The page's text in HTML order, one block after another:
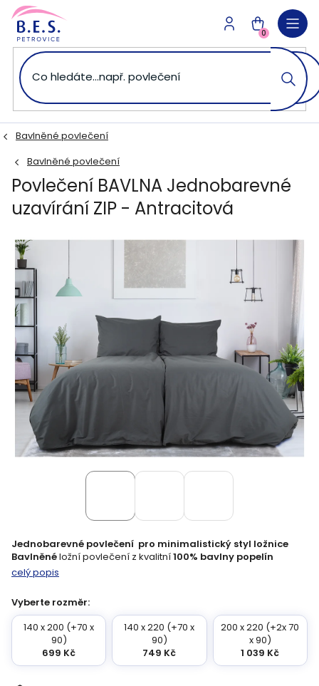
Přejít
obsah
NÁKUPNÍ
KOŠÍK
0
Bavlněné povlečení
Bavlněné povlečení
Povlečení BAVLNA Jednobarevné
uzavírání ZIP - Antracitová
Vyberte rozměr:
140 x 200 (+70 x
90)
699 Kč
140 x 220 (+70 x
90)
749 Kč
200 x 220 (+2x 70
x 90)
1 039 Kč
Jednobarevné povlečení pro minimalistický styl ložnice
Bavlněnéložní povlečení z kvalitní100% bavlny popelín
celý popis